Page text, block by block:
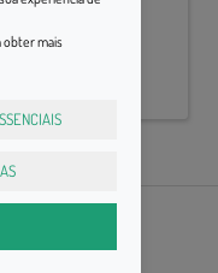
18,40€
obter mais